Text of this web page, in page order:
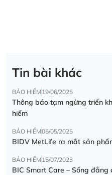
Tin bài khác
BẢO HIỂM19/06/2025
Thông báo tạm ngừng triển
hiểm
BẢO HIỂM05/05/2025
BIDV MetLife ra mắt sản
BẢO HIỂM15/07/2023
BIC Smart Care – Sống đẳng